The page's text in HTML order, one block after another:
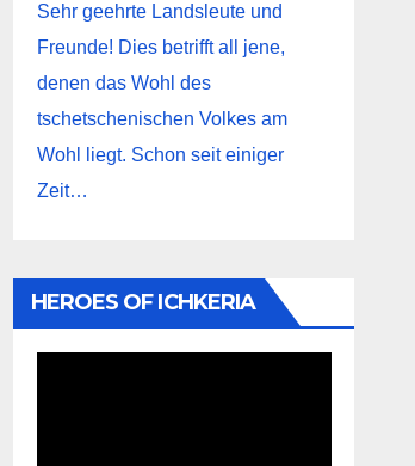
Sehr geehrte Landsleute und
Freunde! Dies betrifft all jene,
denen das Wohl des
tschetschenischen Volkes am
Wohl liegt. Schon seit einiger
Zeit…
HEROES OF ICHKERIA